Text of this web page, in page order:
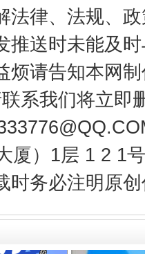
法律、法规、
推送时未能及
烦请告知本网
系我们将立即
厦）1层 1 2 1
时务必注明原
期 从幼
上场